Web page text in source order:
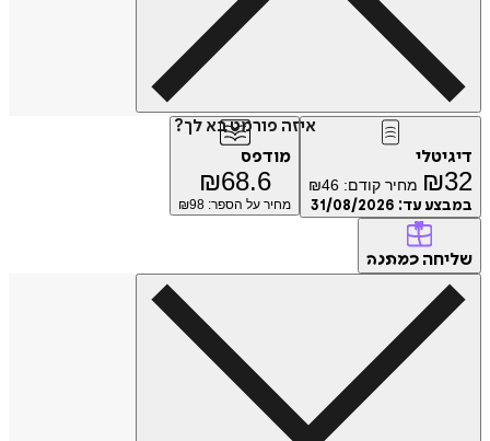
איזה פורמט בא לך?
דיגיטלי
₪32 מחיר קודם: ₪46
במבצע עד: 31/08/2026
מודפס
₪68.6
מחיר על הספר: ₪ 98
שליחה כמתנה